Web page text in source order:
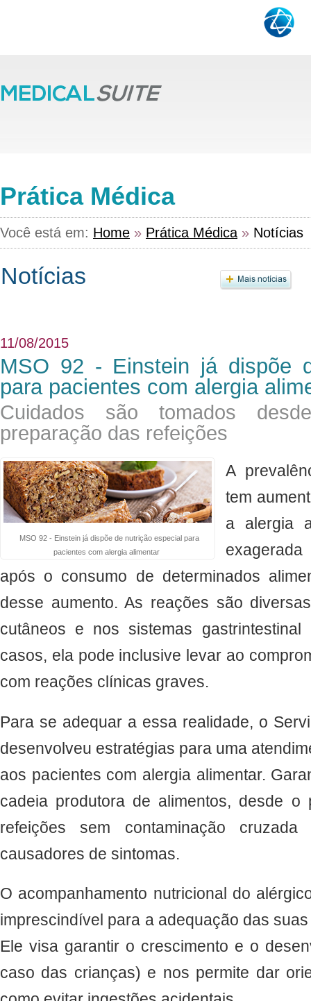
Prática Médica
Você está em: Home » Prática Médica » Notícias
11/08/2015
MSO 92 - Einstein já dispõe
para pacientes com alergia
Cuidados são tomados
preparação das refeições
MSO 92 - Einstein já dispõe de nutrição especial para
pacientes com alergia alimentar
A
tem
a alergia
após o consumo de determinados
desse aumento. As reações são
cutâneos e nos sistemas
casos, ela pode inclusive levar ao
com reações clínicas graves.
Para se adequar a essa realidade, o
desenvolveu estratégias para uma
aos pacientes com alergia alimentar.
cadeia produtora de alimentos, desde
refeições sem contaminação
causadores de sintomas.
O acompanhamento nutricional do
imprescindível para a adequação das
Ele visa garantir o crescimento e o
caso das crianças) e nos permite dar